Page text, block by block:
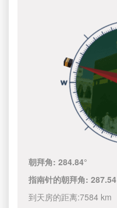
朝拜角:284.84°
指南针的朝拜角:287.54
到天房的距离:7584 km